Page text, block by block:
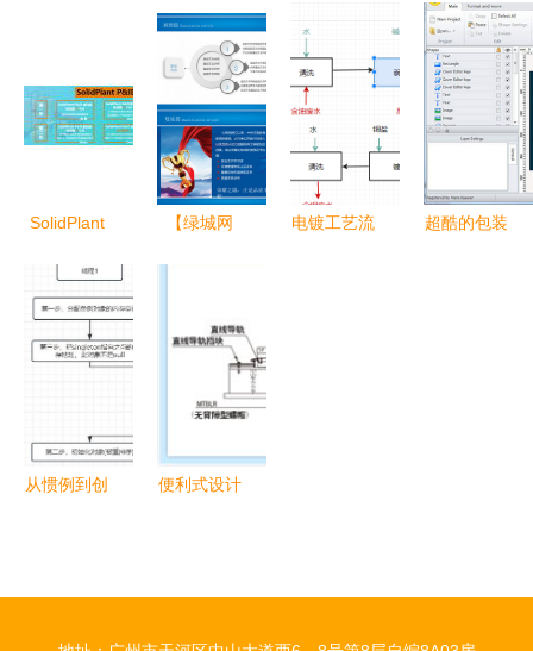
实践指南
页制作教程
数智化时代
的页面设计
课网带你掌
握项目制设
计思维
专业技能撰
写指南与范
SolidPlant
件 亿达四
方为您提供
免费试用与
【绿城网
为企业提供
极致的软件
设计制作服
电镀工艺流
超酷的包装
从惯例到创
便利式设计